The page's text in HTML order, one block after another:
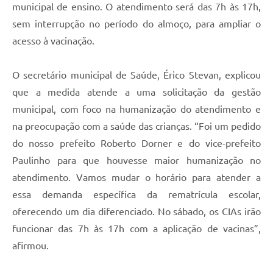
municipal de ensino. O atendimento será das 7h às 17h,
sem interrupção no período do almoço, para ampliar o
acesso à vacinação.
O secretário municipal de Saúde, Érico Stevan, explicou
que a medida atende a uma solicitação da gestão
municipal, com foco na humanização do atendimento e
na preocupação com a saúde das crianças. “Foi um pedido
do nosso prefeito Roberto Dorner e do vice-prefeito
Paulinho para que houvesse maior humanização no
atendimento. Vamos mudar o horário para atender a
essa demanda específica da rematrícula escolar,
oferecendo um dia diferenciado. No sábado, os CIAs irão
funcionar das 7h às 17h com a aplicação de vacinas”,
afirmou.